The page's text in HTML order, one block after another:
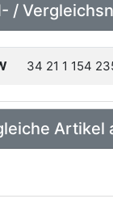
/
34 21 1 154
Artikel